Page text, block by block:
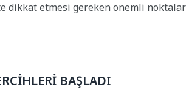
dikkat etmesi gereken önemli
BAŞLADI